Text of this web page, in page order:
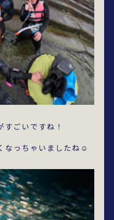
すごいですね！
なっちゃいましたね☺